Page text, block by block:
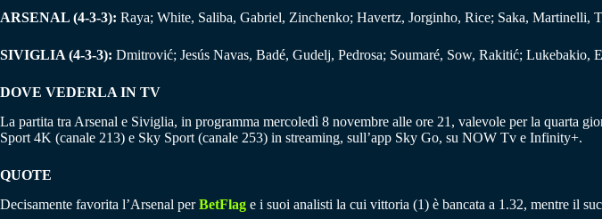
ARSENAL (4-3-3): Raya; White, Saliba, Gabriel, Zinchenko; Havertz, Jorginho, Rice; Saka, Martinelli,
SIVIGLIA (4-3-3): Dmitrović; Jesús Navas, Badé, Gudelj, Pedrosa; Soumaré, Sow, Rakitić; Lukebakio,
DOVE VEDERLA IN TV
La partita tra Arsenal e Siviglia, in programma mercoledì 8 novembre alle ore 21, valevole per la quarta
Sport 4K (canale 213) e Sky Sport (canale 253) in streaming, sull’app Sky Go, su NOW Tv e Infinity+.
QUOTE
Decisamente favorita l’Arsenal perBetFlag e i suoi analisti la cui vittoria (1) è bancata a 1.32, mentre il